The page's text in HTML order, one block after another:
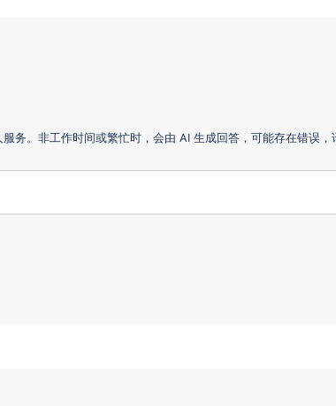
务。非工作时间或繁忙时，会由 AI 生成回答，可能存在错误，